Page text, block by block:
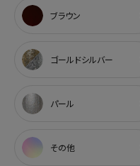
ブラウン
ゴールドシルバー
パール
その他